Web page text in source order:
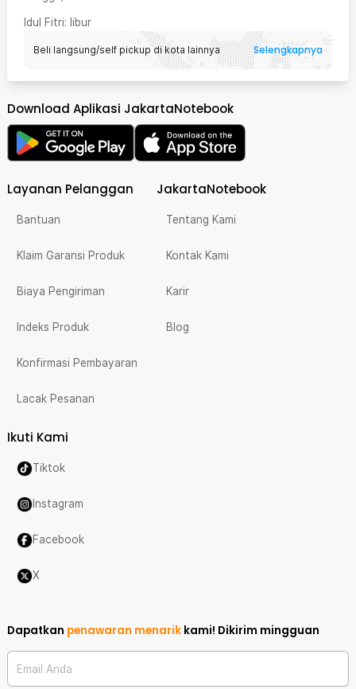
Idul Fitri: libur
Beli langsung/self pickup di kota lainnya Selengkapnya
Download Aplikasi JakartaNotebook
Layanan Pelanggan
Bantuan
Klaim Garansi Produk
Biaya Pengiriman
Indeks Produk
Konfirmasi Pembayaran
Lacak Pesanan
JakartaNotebook
Tentang Kami
Kontak Kami
Karir
Blog
Ikuti Kami
Tiktok
Instagram
Facebook
X
Dapatkan penawaran menarik kami! Dikirim mingguan
Email Anda